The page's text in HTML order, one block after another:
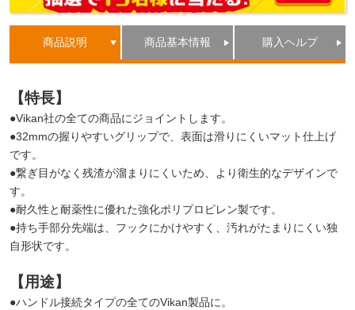
商品説明 商品基本情報 購入ヘルプ
【特長】
●Vikan社の全ての商品にジョイントします。
●32mmの握りやすいグリップで、表面は滑りにくいマット仕上げ
です。
●繋ぎ目がなく残渣が溜まりにくいため、より衛生的なデザインで
す。
●耐久性と耐薬性に優れた強化ポリプロピレン製です。
●持ち手部分先端は、フックにかけやすく、汚れがたまりにくい独
自形状です。
【用途】
●ハンドル接続タイプの全てのVikan製品に。